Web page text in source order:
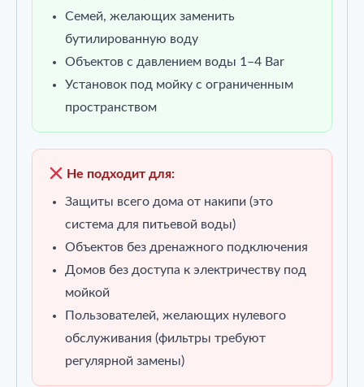
Семей, желающих заменить
бутилированную воду
Объектов с давлением воды 1–4 Bar
Установок под мойку с ограниченным
пространством
Не подходит для:
Защиты всего дома от накипи (это
система для питьевой воды)
Объектов без дренажного подключения
Домов без доступа к электричеству под
мойкой
Пользователей, желающих нулевого
обслуживания (фильтры требуют
регулярной замены)